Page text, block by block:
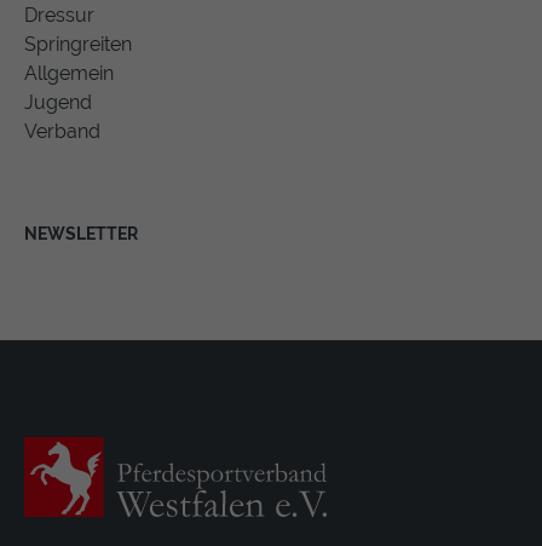
Dressur
Springreiten
Allgemein
Jugend
Verband
NEWSLETTER